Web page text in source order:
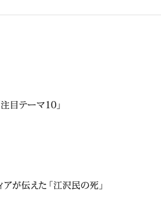
目テーマ10」
アが伝えた「江沢民の死」